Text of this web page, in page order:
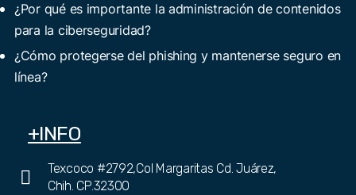
¿Por qué es importante la administración de contenidos
para la ciberseguridad?
¿Cómo protegerse del phishing y mantenerse seguro en
línea?
+INFO
Texcoco #2792,Col Margaritas Cd. Juárez,
Chih. CP.32300